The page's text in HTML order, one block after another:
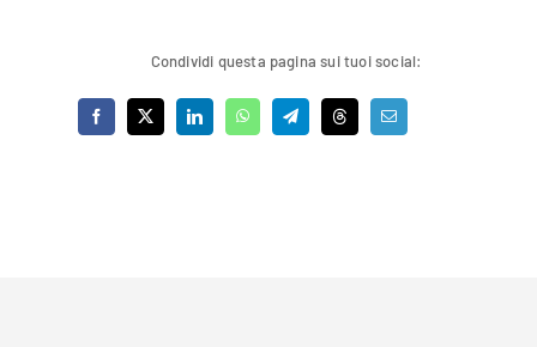
Condividi questa pagina sui tuoi social: